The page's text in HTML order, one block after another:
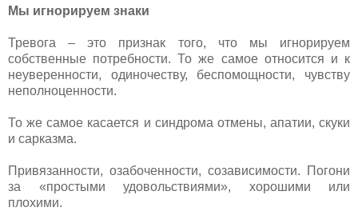
Мы игнорируем знаки
Тревога – это признак того, что мы игнорируем
собственные потребности. То же самое относится и к
неуверенности, одиночеству, беспомощности, чувству
неполноценности.
То же самое касается и синдрома отмены, апатии, скуки
и сарказма.
Привязанности, озабоченности, созависимости. Погони
за «простыми удовольствиями», хорошими или
плохими.